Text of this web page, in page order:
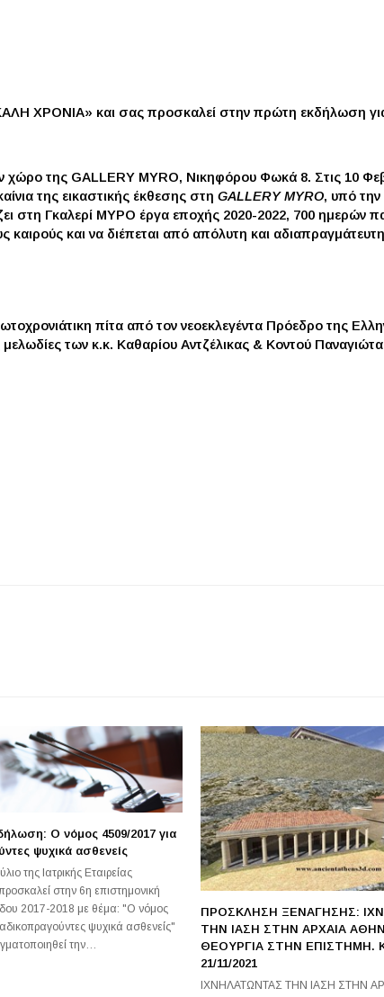
ΧΡΟΝΙΑ» και σας προσκαλεί στην πρώτη εκδήλωση
της GALLERY MYRO, Νικηφόρου Φωκά 8. Στις 10
της εικαστικής έκθεσης στη GALLERY MYRO, υπό την
στη Γκαλερί ΜΥΡΟ έργα εποχής 2020-2022, 700 ημερών
και να διέπεται από απόλυτη και
πίτα από τον νεοεκλεγέντα Πρόεδρο της
των κ.κ. Καθαρίου Αντζέλικας & Κοντού
Ο νόμος 4509/2017 για
ψυχικά ασθενείς
της Ιατρικής Εταιρείας
στην 6η επιστημονική
2017-2018 με θέμα: "Ο νόμος
ψυχικά ασθενείς"
την…
ΠΡΟΣΚΛΗΣΗ ΞΕΝΑΓΗΣΗΣ:
ΤΗΝ ΙΑΣΗ ΣΤΗΝ ΑΡΧΑΙΑ
ΘΕΟΥΡΓΙΑ ΣΤΗΝ ΕΠΙΣΤΗΜΗ.
21/11/2021
ΙΧΝΗΛΑΤΩΝΤΑΣ ΤΗΝ ΙΑΣΗ ΣΤΗΝ